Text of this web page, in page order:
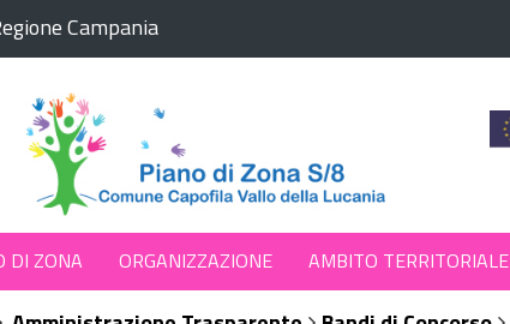
Campania
DI ZONA ORGANIZZAZIONE AMBITO TERRITORIALE